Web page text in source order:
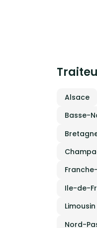
Alsace
Basse-
Ile-de-
Limousin
Nord-